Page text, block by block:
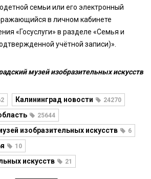
семьи или его электронный
в личном кабинете
«Госуслуги» в разделе «Семья и
учётной записи)».
музей изобразительных искусств
Калининград новости 24270
25644
изобразительных искусств 6
10
искусств 21